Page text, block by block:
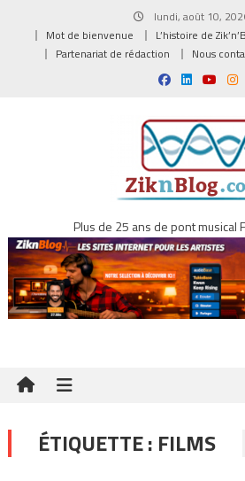
lundi, août 10,
Mot de bienvenue
L’histoire de
Partenariat de rédaction
Nous
Plus de 25 ans de pont musical
ÉTIQUETTE : FILMS